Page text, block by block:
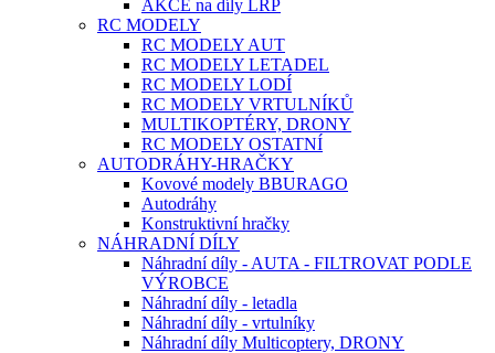
AKCE na díly LRP
RC MODELY
RC MODELY AUT
RC MODELY LETADEL
RC MODELY LODÍ
RC MODELY VRTULNÍKŮ
MULTIKOPTÉRY, DRONY
RC MODELY OSTATNÍ
AUTODRÁHY-HRAČKY
Kovové modely BBURAGO
Autodráhy
Konstruktivní hračky
NÁHRADNÍ DÍLY
Náhradní díly - AUTA - FILTROVAT PODLE
VÝROBCE
Náhradní díly - letadla
Náhradní díly - vrtulníky
Náhradní díly Multicoptery, DRONY